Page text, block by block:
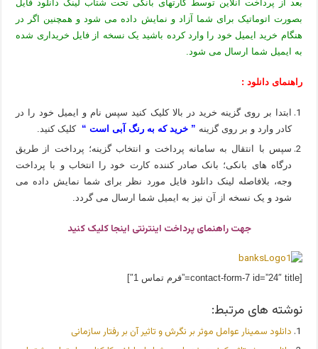
بعد از پرداخت آنلاین توسط کارتهای بانکی تحت شتاب لینک دانلود فایل
بصورت اتوماتیک برای شما آزاد و نمایش داده می شود و همچنین اگر در
هنگام خرید ایمیل خود را وارد کرده باشید یک نسخه از فایل خریداری شده
به ایمیل شما ارسال می شود.
راهنمای دانلود :
ابتدا بر روی گزینه خرید در بالا کلیک کنید سپس نام و ایمیل خود را در
کادر وارد و بر روی گزینه ” خرید که به رنگ آبی است “
کلیک کنید.
سپس با انتقال به سامانه پرداخت و انتخاب گزینه؛ پرداخت از طریق
درگاه های بانکی؛ بانک صادر کننده کارت خود را انتخاب و با پرداخت
وجه، بلافاصله لینک دانلود فایل مورد نظر برای شما نمایش داده می
شود و یک نسخه از آن نیز به ایمیل شما ارسال می گردد.
جهت راهنمای پرداخت اینترنتی اینجا کلیک کنید
[contact-form-7 id=”24″ title=”فرم تماس 1″]
نوشته های مرتبط:
دانلود سمینار عوامل موثر بر نگرش و تاثیر آن بر رفتار سازمانی